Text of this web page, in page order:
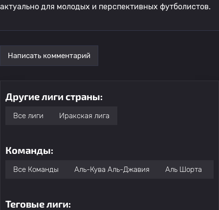
актуально для молодых и перспективных футболистов.
Написать комментарий
Другие лиги страны:
Все лиги Иракская лига
Команды:
Все Команды Аль-Кува Аль-Джавия Аль Шорта
Теговые лиги: